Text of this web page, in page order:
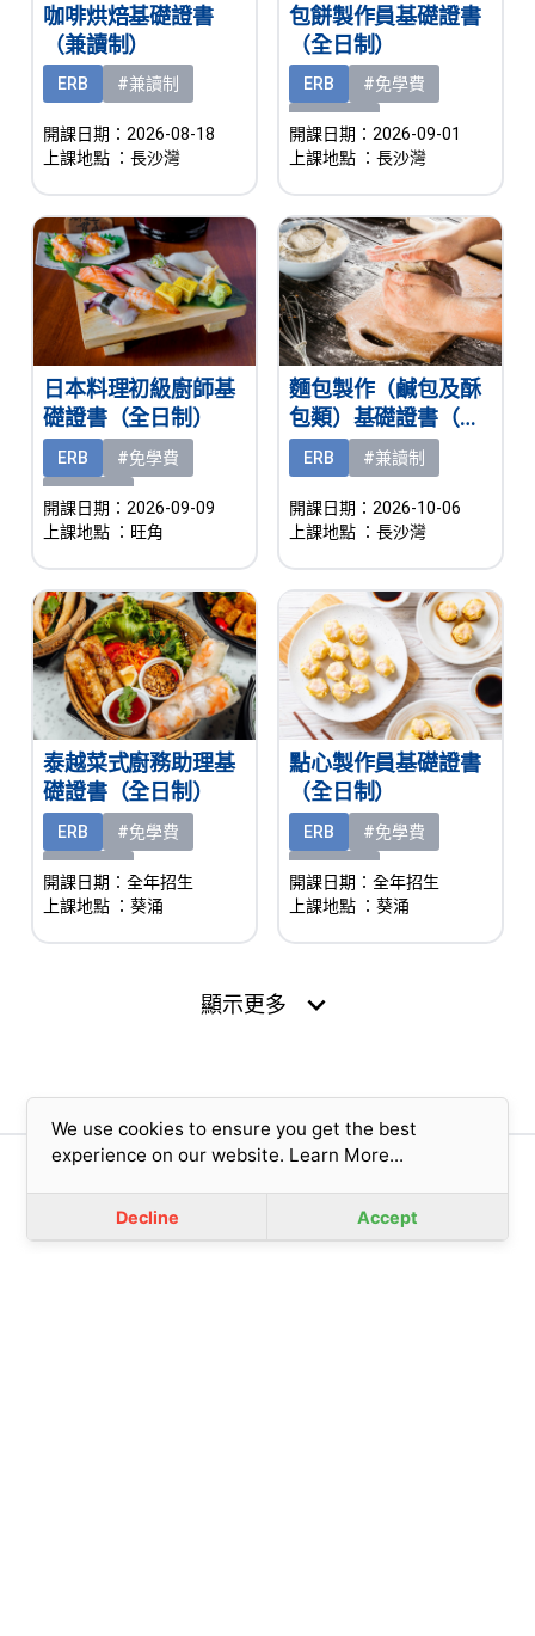
咖啡烘焙基礎證書
（兼讀制）
ERB #兼讀制
開課日期：2026-08-18
上課地點 ：長沙灣
包餅製作員基礎證書
（全日制）
ERB
#免學費
#有津貼
開課日期：2026-09-01
上課地點 ：長沙灣
日本料理初級廚師基
礎證書（全日制）
ERB
#免學費
#有津貼
開課日期：2026-09-09
上課地點 ：旺角
麵包製作（鹹包及酥
包類）基礎證書（兼
讀制）
ERB #兼讀制
開課日期：2026-10-06
上課地點 ：長沙灣
泰越菜式廚務助理基
礎證書（全日制）
ERB
#免學費
#有津貼
開課日期：全年招生
上課地點 ：葵涌
點心製作員基礎證書
（全日制）
ERB
#免學費
#有津貼
開課日期：全年招生
上課地點 ：葵涌
顯示更多 expand_more
We use cookies to ensure you get the best
experience on our website. Learn More...
Decline Accept
版權所有© 2023 香港基督教女青年會 (擔保有限公司)